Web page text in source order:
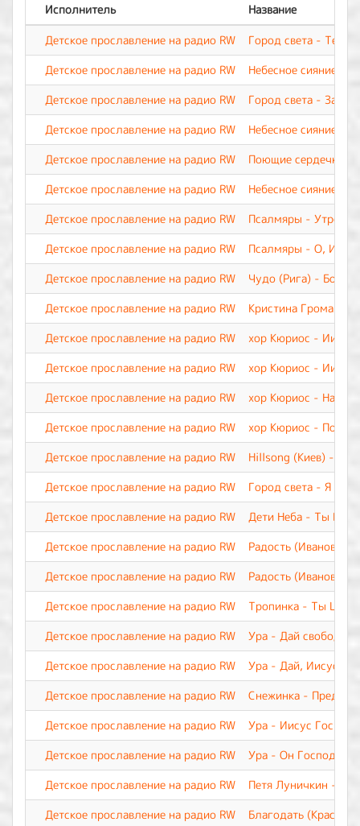
Исполнитель
Название
Детское прославление на радио RW
Город света - Тебя
Детское прославление на радио RW
Небесное сияние -
Детское прославление на радио RW
Город света - За
Детское прославление на радио RW
Небесное сияние -
Детское прославление на радио RW
Поющие сердечки -
Детское прославление на радио RW
Небесное сияние -
Детское прославление на радио RW
Псалмяры -
Детское прославление на радио RW
Псалмяры - О, Иисус
Детское прославление на радио RW
Чудо (Рига) - Бог
Детское прославление на радио RW
Кристина
Детское прославление на радио RW
хор Кюриос -
Детское прославление на радио RW
хор Кюриос -
Детское прославление на радио RW
хор Кюриос - Наш
Детское прославление на радио RW
хор Кюриос - Пой,
Детское прославление на радио RW
Hillsong (Киев) -
Детское прославление на радио RW
Город света - Я
Детское прославление на радио RW
Дети Неба - Ты
Детское прославление на радио RW
Радость (Иваново)
Детское прославление на радио RW
Радость (Иваново) -
Детское прославление на радио RW
Тропинка - Ты Царь
Детское прославление на радио RW
Ура - Дай свободу
Детское прославление на радио RW
Ура - Дай, Иисус,
Детское прославление на радио RW
Снежинка -
Детское прославление на радио RW
Ура - Иисус Господь
Детское прославление на радио RW
Ура - Он Господь.
Детское прославление на радио RW
Петя Луничкин -
Детское прославление на радио RW
Благодать